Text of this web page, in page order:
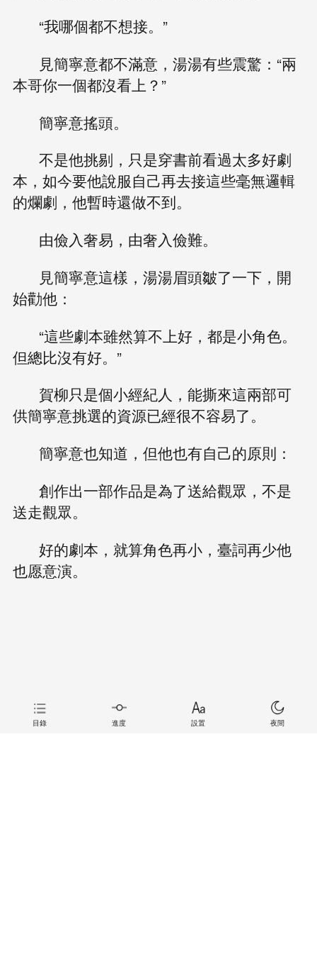
“我哪個都不想接。”
見簡寧意都不滿意，湯湯有些震驚：“兩
本哥你一個都沒看上？”
簡寧意搖頭。
不是他挑剔，只是穿書前看過太多好劇
本，如今要他說服自己再去接這些毫無邏輯
的爛劇，他暫時還做不到。
由儉入奢易，由奢入儉難。
見簡寧意這樣，湯湯眉頭皺了一下，開
始勸他：
“這些劇本雖然算不上好，都是小角色。
但總比沒有好。”
賀柳只是個小經紀人，能撕來這兩部可
供簡寧意挑選的資源已經很不容易了。
簡寧意也知道，但他也有自己的原則：
創作出一部作品是為了送給觀眾，不是
送走觀眾。
好的劇本，就算角色再小，臺詞再少他
也愿意演。
目錄 進度 設置 夜間